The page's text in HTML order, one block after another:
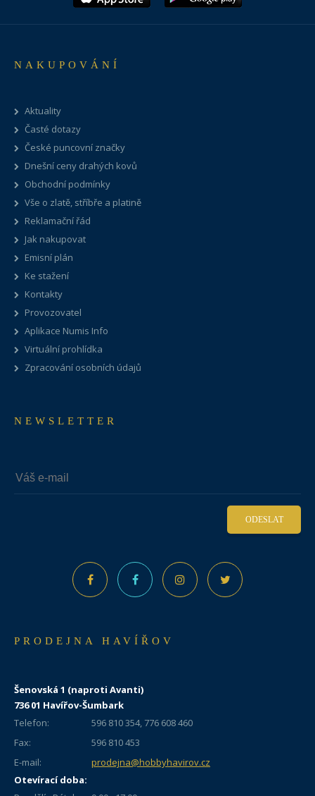
NAKUPOVÁNÍ
Aktuality
Časté dotazy
České puncovní značky
Dnešní ceny drahých kovů
Obchodní podmínky
Vše o zlatě, stříbře a platině
Reklamační řád
Jak nakupovat
Emisní plán
Ke stažení
Kontakty
Provozovatel
Aplikace Numis Info
Virtuální prohlídka
Zpracování osobních údajů
NEWSLETTER
ODESLAT
PRODEJNA HAVÍŘOV
Šenovská 1 (naproti Avanti)
736 01 Havířov-Šumbark
Telefon:
596 810 354, 776 608 460
Fax:
596 810 453
E-mail:
prodejna@hobbyhavirov.cz
Otevírací doba: